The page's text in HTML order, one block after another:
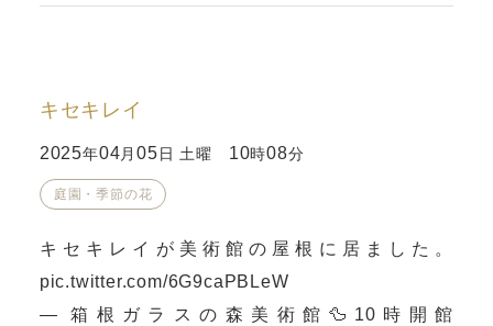
キセキレイ
2025年04月05 日 土曜 10時08分
庭園・季節の花
キセキレイが美術館の屋根に居ました。
pic.twitter.com/6G9caPBLeW
— 箱根ガラスの森美術館🦆10時開館